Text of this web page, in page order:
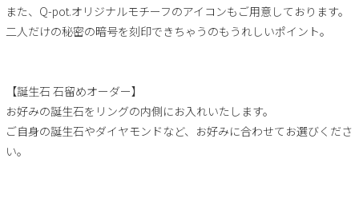
また、Q-pot.オリジナルモチーフのアイコンもご用意しております。
二人だけの秘密の暗号を刻印できちゃうのもうれしいポイント。
【誕生石 石留めオーダー】
お好みの誕生石をリングの内側にお入れいたします。
ご自身の誕生石やダイヤモンドなど、お好みに合わせてお選びくださ
い。